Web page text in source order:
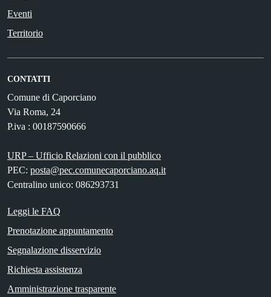
Eventi
Territorio
CONTATTI
Comune di Caporciano
Via Roma, 24
P.iva : 00187590666
URP – Ufficio Relazioni con il pubblico
PEC: posta@pec.comunecaporciano.aq.it
Centralino unico: 086293731
Leggi le FAQ
Prenotazione appuntamento
Segnalazione disservizio
Richiesta assistenza
Amministrazione trasparente